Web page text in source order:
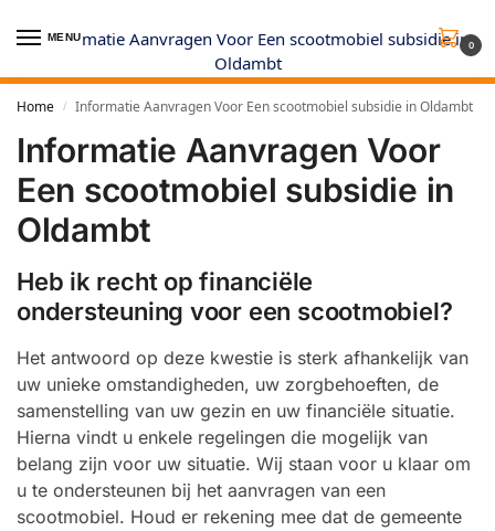
MENU
0
Home / Informatie Aanvragen Voor Een scootmobiel subsidie in Oldambt
Informatie Aanvragen Voor
Een scootmobiel subsidie in
Oldambt
Heb ik recht op financiële
ondersteuning voor een scootmobiel?
Het antwoord op deze kwestie is sterk afhankelijk van
uw unieke omstandigheden, uw zorgbehoeften, de
samenstelling van uw gezin en uw financiële situatie.
Hierna vindt u enkele regelingen die mogelijk van
belang zijn voor uw situatie. Wij staan voor u klaar om
u te ondersteunen bij het aanvragen van een
scootmobiel. Houd er rekening mee dat de gemeente